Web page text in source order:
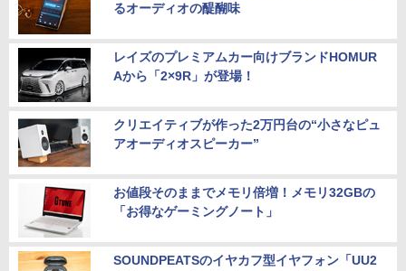
るオーディオの醍醐味
レイズのプレミアムカー向けブランドHOMUR
Aから「2×9R」が登場！
クリエイティブが作った2万円台の“小さなピュ
アオーディオスピーカー”
お値段そのままでメモリ倍増！メモリ32GBの
「お得なゲーミングノート」
SOUNDPEATSのイヤカフ型イヤフォン「UU2